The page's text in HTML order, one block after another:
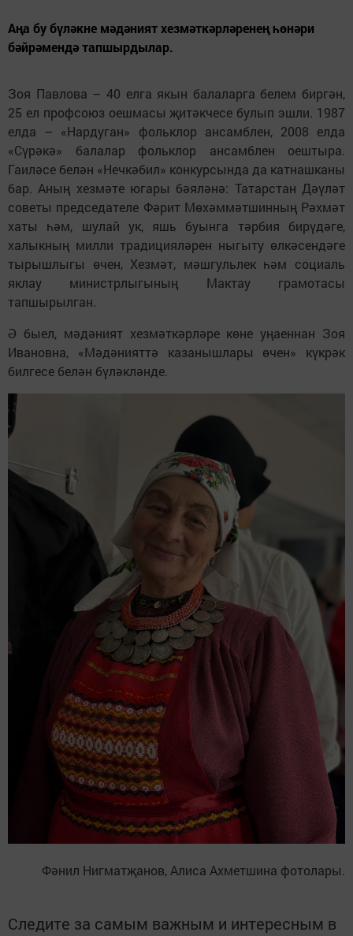
Аңа бу бүләкне мәдәният хезмәткәрләренең һөнәри
бәйрәмендә тапшырдылар.
Зоя Павлова – 40 елга якын балаларга белем биргән,
25 ел профсоюз оешмасы җитәкчесе булып эшли. 1987
елда – «Нардуган» фольклор ансамблен, 2008 елда
«Сүрәкә» балалар фольклор ансамблен оештыра.
Гаиләсе белән «Нечкәбил» конкурсында да катнашканы
бар. Аның хезмәте югары бәяләнә: Татарстан Дәүләт
советы председателе Фәрит Мөхәммәтшинның Рәхмәт
хаты һәм, шулай ук, яшь буынга тәрбия бирүдәге,
халыкның милли традицияләрен ныгыту өлкәсендәге
тырышлыгы өчен, Хезмәт, мәшгульлек һәм социаль
яклау министрлыгының Мактау грамотасы
тапшырылган.
Ә быел, мәдәният хезмәткәрләре көне уңаеннан Зоя
Ивановна, «Мәдәнияттә казанышлары өчен» күкрәк
билгесе белән бүләкләнде.
Фәнил Нигматҗанов, Алиса Ахметшина фотолары.
Следите за самым важным и интересным в